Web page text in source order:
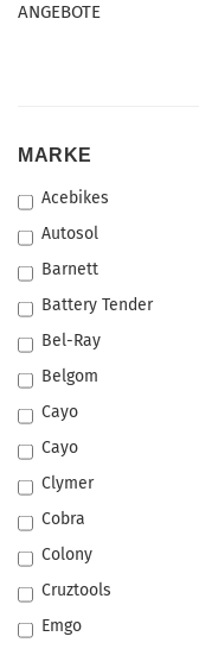
ANGEBOTE
MARKE
MARKE
Acebikes
Autosol
Barnett
Battery Tender
Bel-Ray
Belgom
Cayo
Cayo
Clymer
Cobra
Colony
Cruztools
Emgo